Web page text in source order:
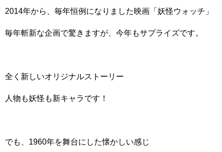
2014年から、毎年恒例になりました映画「妖怪ウォッチ」
毎年斬新な企画で驚きますが、今年もサプライズです。
全く新しいオリジナルストーリー
人物も妖怪も新キャラです！
でも、1960年を舞台にした懐かしい感じ